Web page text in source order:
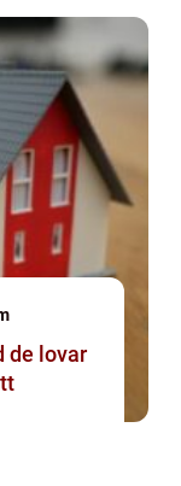
de lovar